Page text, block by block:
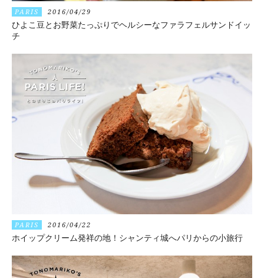
PARIS 2016/04/29
ひよこ豆とお野菜たっぷりでヘルシーなファラフェルサンドイッ
チ
PARIS 2016/04/22
ホイップクリーム発祥の地！シャンティ城へパリからの小旅行